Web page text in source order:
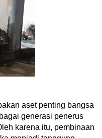
aset penting bangsa
generasi penerus
karena itu, pembinaan